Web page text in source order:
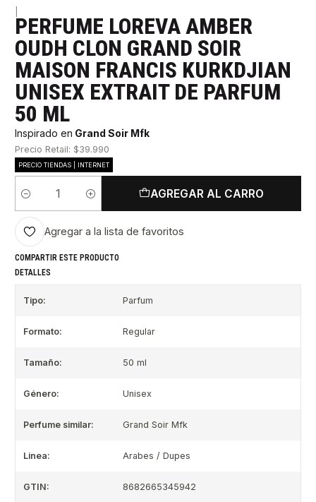
PERFUME LOREVA AMBER
OUDH CLON GRAND SOIR
MAISON FRANCIS KURKDJIAN
UNISEX EXTRAIT DE PARFUM
50 ML
Inspirado en Grand Soir Mfk
Precio Retail: $39.990
PRECIO TIENDAS | INTERNET
Cantidad
AGREGAR AL CARRO
Agregar a la lista de favoritos
COMPARTIR ESTE PRODUCTO
DETALLES
Tipo: Parfum
Formato: Regular
Tamaño: 50 ml
Género: Unisex
Perfume similar: Grand Soir Mfk
Linea: Arabes / Dupes
GTIN: 8682665345942